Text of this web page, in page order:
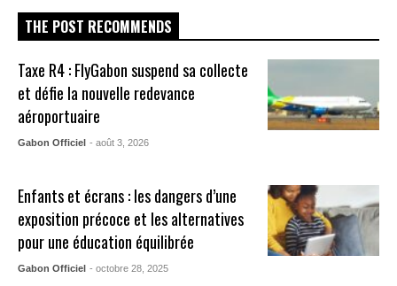
THE POST RECOMMENDS
Taxe R4 : FlyGabon suspend sa collecte
et défie la nouvelle redevance
aéroportuaire
Gabon Officiel - août 3, 2026
Enfants et écrans : les dangers d’une
exposition précoce et les alternatives
pour une éducation équilibrée
Gabon Officiel - octobre 28, 2025